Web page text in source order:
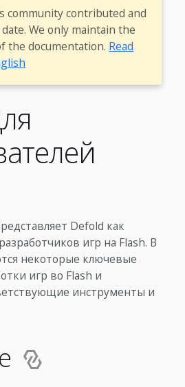
community contributed and
We only maintain the
the documentation. Read
Defold как
игр на Flash. В
некоторые ключевые
игр во Flash и
инструменты и